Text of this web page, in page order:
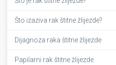
Što izaziva rak štitne žlijezde?
Dijagnoza raka štitne žlijezde
Papilarni rak štitne žlijezde